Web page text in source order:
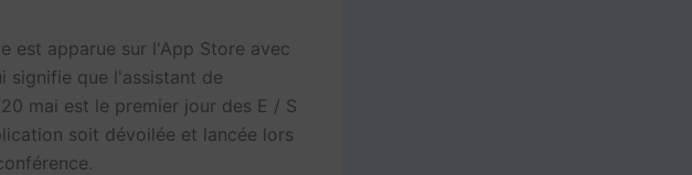
est apparue sur l'App Store avec
signifie que l'assistant de
mai est le premier jour des E / S
soit dévoilée et lancée lors